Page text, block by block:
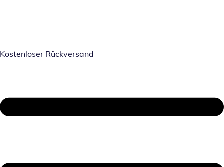
Kostenloser Rückversand